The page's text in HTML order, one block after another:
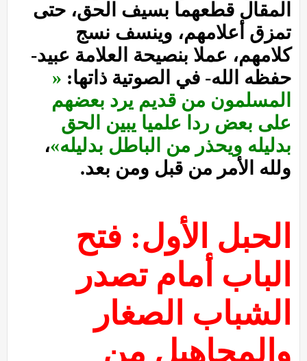
المقال قطعهما بسيف الحق، حتى
تمزق أعلامهم، وينسف نسج
كلامهم، عملا بنصيحة العلامة عبيد-
حفظه الله- في الصوتية ذاتها: «
المسلمون من قديم يرد بعضهم
على بعض ردا علميا يبين الحق
بدليله ويحذر من الباطل بدليله»،
ولله الأمر من قبل ومن بعد.
الحبل الأول: فتح
الباب أمام تصدر
الشباب الصغار
والمجاهيل من